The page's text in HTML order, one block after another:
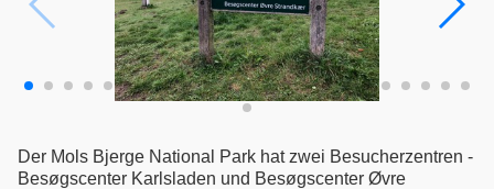
Der Mols Bjerge National Park hat zwei Besucherzentren -
Besøgscenter Karlsladen und Besøgscenter Øvre